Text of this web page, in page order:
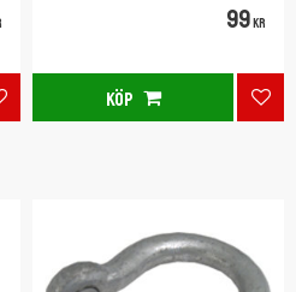
till i favoriter
99KR
KÖP